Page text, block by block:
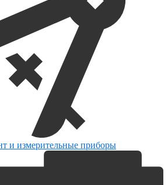
и измерительные приборы